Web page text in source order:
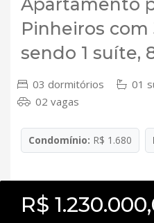
Apartamento
Pinheiros com
sendo 1 suíte,
03 dormitórios 01
02 vagas
Condomínio: R$ 1.680
R$